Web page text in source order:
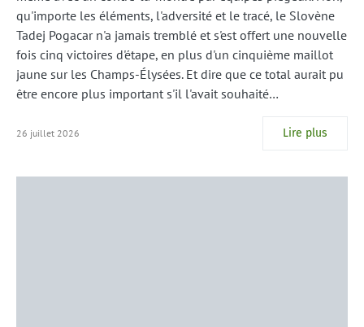
qu'importe les éléments, l'adversité et le tracé, le Slovène
Tadej Pogacar n'a jamais tremblé et s'est offert une nouvelle
fois cinq victoires d'étape, en plus d'un cinquième maillot
jaune sur les Champs-Élysées. Et dire que ce total aurait pu
être encore plus important s'il l'avait souhaité…
26 juillet 2026 Lire plus